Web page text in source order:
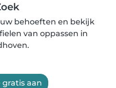
behoeften en bekijk
van oppassen in
gratis aan